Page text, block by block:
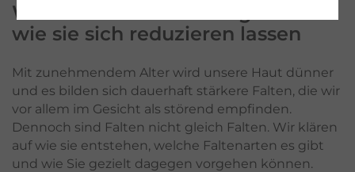
Welche
wie sie sich reduzieren lassen
Mit zunehmendem Alter wird unsere Haut dünner
und es bilden sich dauerhaft stärkere Falten, die wir
vor allem im Gesicht als störend empfinden.
Dennoch sind Falten nicht gleich Falten. Wir klären
auf wie sie entstehen, welche Faltenarten es gibt
und wie Sie gezielt dagegen vorgehen können.